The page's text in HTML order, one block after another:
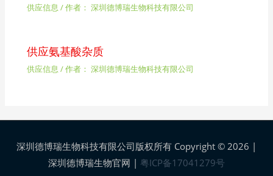
供应信息 / 作者： 深圳德博瑞生物科技有限公司
供应氨基酸杂质
供应信息 / 作者： 深圳德博瑞生物科技有限公司
深圳德博瑞生物科技有限公司版权所有 Copyright © 2026 |
深圳德博瑞生物官网 | 粤ICP备17041279号